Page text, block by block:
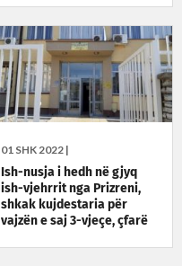
01 SHK 2022 |
Ish-nusja i hedh në gjyq
ish-vjehrrit nga Prizreni,
shkak kujdestaria për
vajzën e saj 3-vjeçe, çfarë